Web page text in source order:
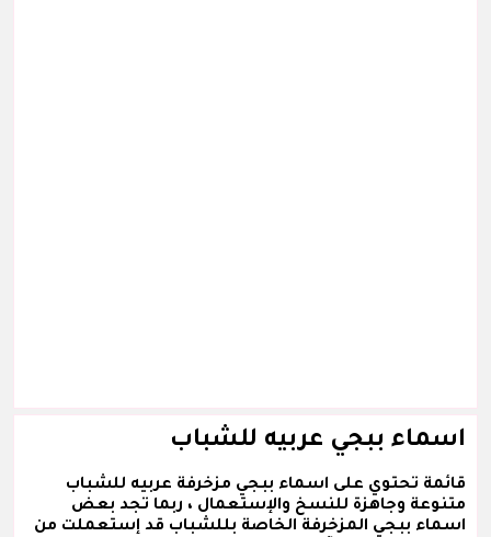
اسماء ببجي عربيه للشباب
قائمة تحتوي على اسماء ببجي مزخرفة عربيه للشباب
متنوعة وجاهزة للنسخ والإستعمال ، ربما تجد بعض
اسماء ببجي المزخرفة الخاصة بللشباب قد إستعملت من